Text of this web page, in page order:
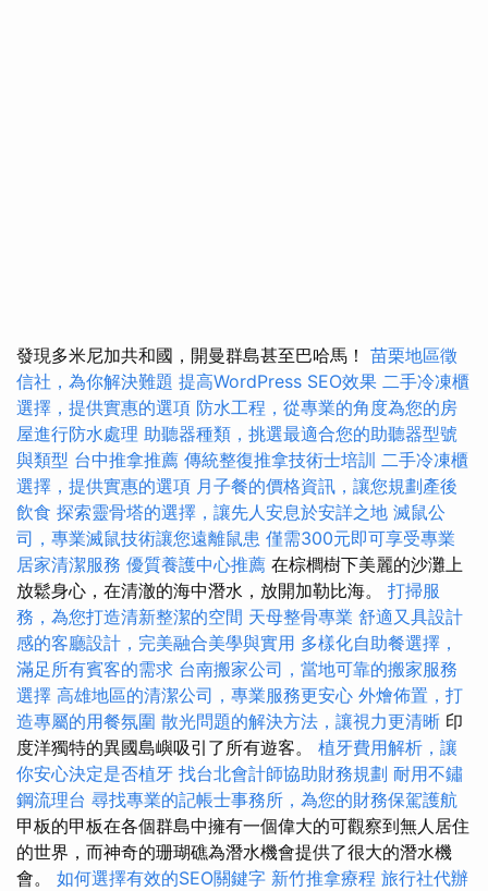
發現多米尼加共和國，開曼群島甚至巴哈馬！ 苗栗地區徵
信社，為你解決難題 提高WordPress SEO效果 二手冷凍櫃
選擇，提供實惠的選項 防水工程，從專業的角度為您的房
屋進行防水處理 助聽器種類，挑選最適合您的助聽器型號
與類型 台中推拿推薦 傳統整復推拿技術士培訓 二手冷凍櫃
選擇，提供實惠的選項 月子餐的價格資訊，讓您規劃產後
飲食 探索靈骨塔的選擇，讓先人安息於安詳之地 滅鼠公
司，專業滅鼠技術讓您遠離鼠患 僅需300元即可享受專業
居家清潔服務 優質養護中心推薦 在棕櫚樹下美麗的沙灘上
放鬆身心，在清澈的海中潛水，放開加勒比海。 打掃服
務，為您打造清新整潔的空間 天母整骨專業 舒適又具設計
感的客廳設計，完美融合美學與實用 多樣化自助餐選擇，
滿足所有賓客的需求 台南搬家公司，當地可靠的搬家服務
選擇 高雄地區的清潔公司，專業服務更安心 外燴佈置，打
造專屬的用餐氛圍 散光問題的解決方法，讓視力更清晰 印
度洋獨特的異國島嶼吸引了所有遊客。 植牙費用解析，讓
你安心決定是否植牙 找台北會計師協助財務規劃 耐用不鏽
鋼流理台 尋找專業的記帳士事務所，為您的財務保駕護航
甲板的甲板在各個群島中擁有一個偉大的可觀察到無人居住
的世界，而神奇的珊瑚礁為潛水機會提供了很大的潛水機
會。 如何選擇有效的SEO關鍵字 新竹推拿療程 旅行社代辦